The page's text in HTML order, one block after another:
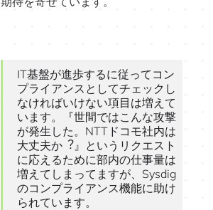
IT基盤が進歩するに従ってコン
プライアンスとしてチェックし
なければいけない項目は増えて
います。『世間ではこんな攻撃
が発生した。NTTドコモ社内は
大丈夫か︖』というリクエスト
に応えるために部内の仕事量は
増えてしまってますが、Sysdig
のコンプライアンス機能に助け
られています。